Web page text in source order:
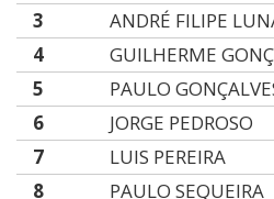
3
ANDRÉ FILIPE
4
GUILHERME
5
PAULO
6
JORGE PEDROSO
7
LUIS PEREIRA
8
PAULO SEQUEIRA